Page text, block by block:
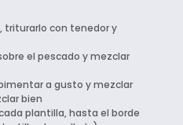
triturarlo con tenedor y
el pescado y mezclar
a gusto y mezclar
bien
plantilla, hasta el borde